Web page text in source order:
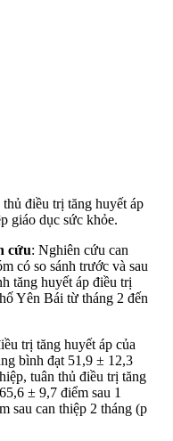
điều trị tăng huyết áp
giáo dục sức khỏe.
cứu: Nghiên cứu can
có so sánh trước và sau
tăng huyết áp điều trị
Yên Bái từ tháng 2 đến
trị tăng huyết áp của
bình đạt 51,9 ± 12,3
tuân thủ điều trị tăng
± 9,7 điểm sau 1
sau can thiệp 2 tháng (p